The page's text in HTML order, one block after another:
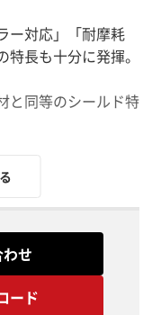
ー対応」「耐摩耗
長も十分に発揮。
と同等のシールド特
よる測定）
アルミニウム素材
少異なる
せ
ード